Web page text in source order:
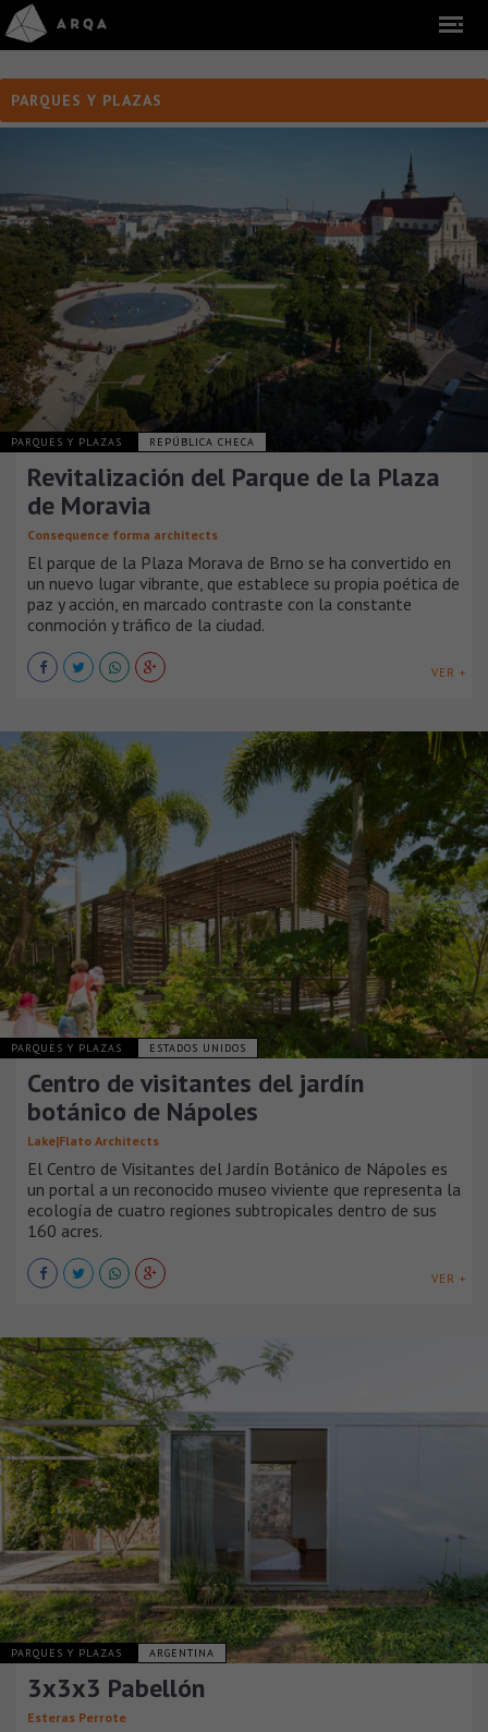
PARQUES Y PLAZAS
PARQUES Y PLAZAS REPÚBLICA CHECA
Revitalización del Parque de la Plaza
de Moravia
Consequence forma architects
El parque de la Plaza Morava de Brno se ha convertido en
un nuevo lugar vibrante, que establece su propia poética de
paz y acción, en marcado contraste con la constante
conmoción y tráfico de la ciudad.
VER +
PARQUES Y PLAZAS ESTADOS UNIDOS
Centro de visitantes del jardín
botánico de Nápoles
Lake|Flato Architects
El Centro de Visitantes del Jardín Botánico de Nápoles es
un portal a un reconocido museo viviente que representa la
ecología de cuatro regiones subtropicales dentro de sus
160 acres.
VER +
PARQUES Y PLAZAS ARGENTINA
3x3x3 Pabellón
Esteras Perrote